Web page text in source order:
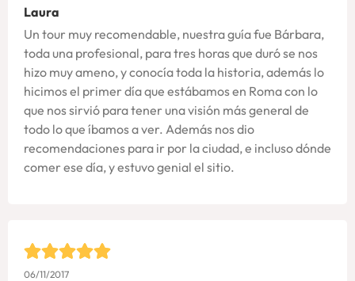
Laura
Un tour muy recomendable, nuestra guía fue Bárbara,
toda una profesional, para tres horas que duró se nos
hizo muy ameno, y conocía toda la historia, además lo
hicimos el primer día que estábamos en Roma con lo
que nos sirvió para tener una visión más general de
todo lo que íbamos a ver. Además nos dio
recomendaciones para ir por la ciudad, e incluso dónde
comer ese día, y estuvo genial el sitio.
06/11/2017